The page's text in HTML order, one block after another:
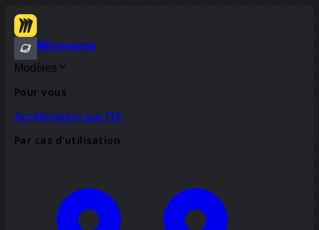
Miroverse
Modèles
Pour vous
Accélération par l’IA
Par cas d’utilisation